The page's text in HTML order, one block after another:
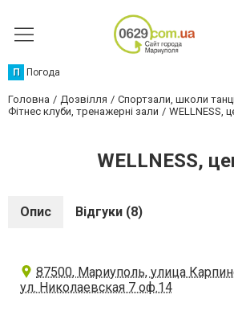
П Погода
Головна Дозвілля
Спортзали, школи
Фітнес клуби, тренажерні зали
WELLNESS,
WELLNESS,
Опис Відгуки (8)
87500, Мариуполь, улица
ул. Николаевская 7 оф.14